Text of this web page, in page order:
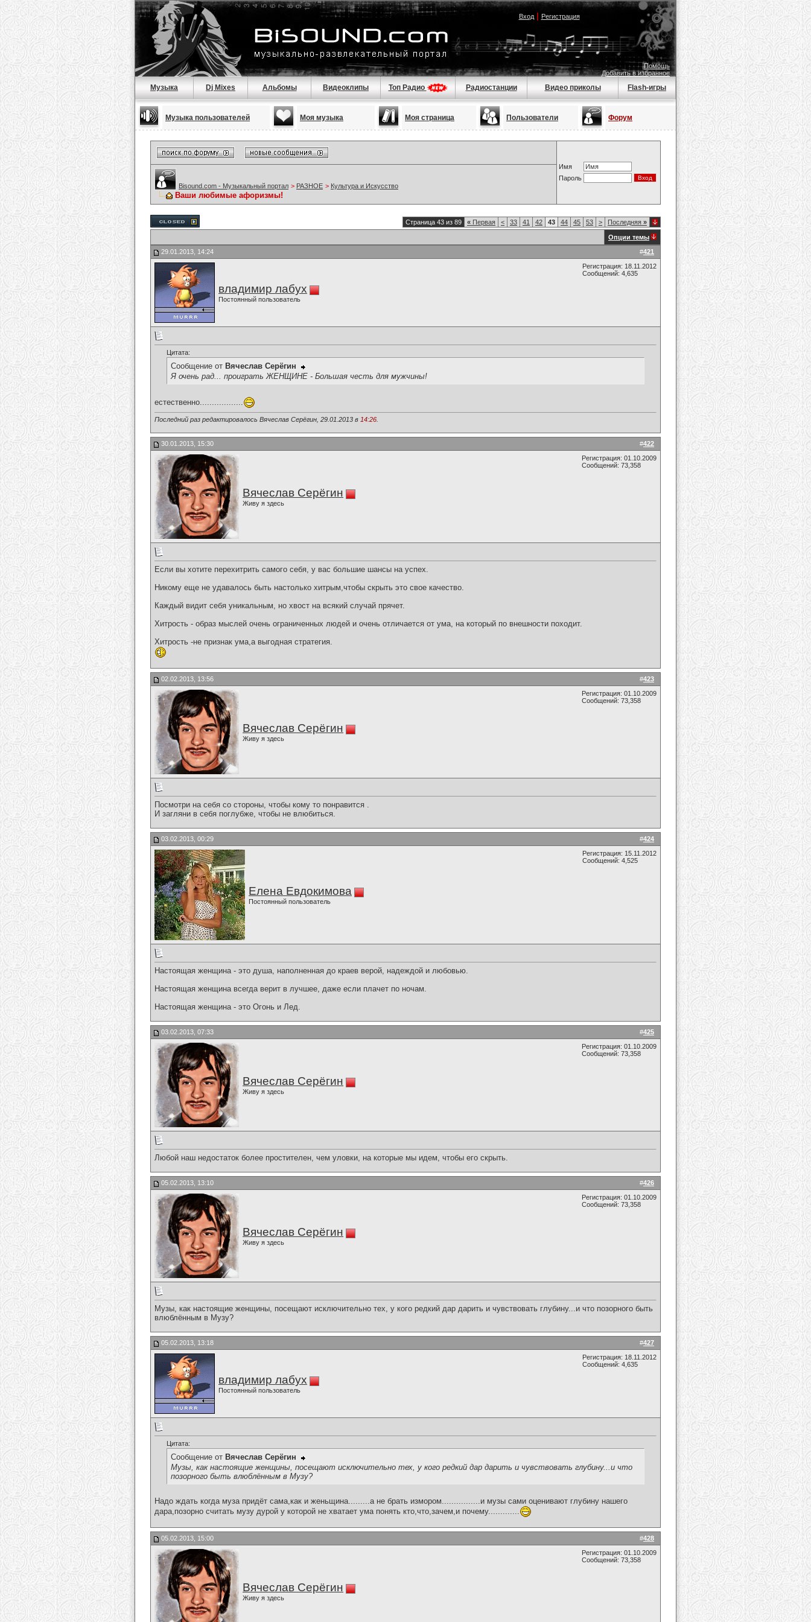
Вход| Регистрация
Помощь
Добавить в избранное
Музыка Dj Mixes Альбомы Видеоклипы Топ Радио Радиостанции Видео приколы Flash-игры
Музыка пользователей Моя музыка Моя страница Пользователи Форум
Имя
Пароль
Bisound.com - Музыкальный портал > РАЗНОЕ > Культура и Искусство
Ваши любимые афоризмы!
Страница 43 из 89 « Первая < 33 41 42 43 44 45 53 > Последняя »
Опции темы
#421
29.01.2013, 14:24
владимир лабух
Постоянный пользователь
Регистрация: 18.11.2012
Сообщений: 4,635
Цитата:
Сообщение от Вячеслав Серёгин
Я очень рад... проиграть ЖЕНЩИНЕ - Большая честь для мужчины!
естественно..................
Последний раз редактировалось Вячеслав Серёгин, 29.01.2013 в 14:26
#422
30.01.2013, 15:30
Вячеслав Серёгин
Живу я здесь
Регистрация: 01.10.2009
Сообщений: 73,358
Если вы хотите перехитрить самого себя, у вас большие шансы на успех.
Никому еще не удавалось быть настолько хитрым,чтобы скрыть это свое качество.
Каждый видит себя уникальным, но хвост на всякий случай прячет.
Хитрость - образ мыслей очень ограниченных людей и очень отличается от ума, на который по внешности походит.
Хитрость -не признак ума,а выгодная стратегия.
#423
02.02.2013, 13:56
Вячеслав Серёгин
Живу я здесь
Регистрация: 01.10.2009
Сообщений: 73,358
Посмотри на себя со стороны, чтобы кому то понравится .
И загляни в себя поглубже, чтобы не влюбиться.
#424
03.02.2013, 00:29
Елена Евдокимова
Постоянный пользователь
Регистрация: 15.11.2012
Сообщений: 4,525
Настоящая женщина - это душа, наполненная до краев верой, надеждой и любовью.
Настоящая женщина всегда верит в лучшее, даже если плачет по ночам.
Настоящая женщина - это Огонь и Лед.
#425
03.02.2013, 07:33
Вячеслав Серёгин
Живу я здесь
Регистрация: 01.10.2009
Сообщений: 73,358
Любой наш недостаток более простителен, чем уловки, на которые мы идем, чтобы его скрыть.
#426
05.02.2013, 13:10
Вячеслав Серёгин
Живу я здесь
Регистрация: 01.10.2009
Сообщений: 73,358
Музы, как настоящие женщины, посещают исключительно тех, у кого редкий дар дарить и чувствовать глубину...и что позорного быть
влюблённым в Музу?
#427
05.02.2013, 13:18
владимир лабух
Постоянный пользователь
Регистрация: 18.11.2012
Сообщений: 4,635
Цитата:
Сообщение от Вячеслав Серёгин
Музы, как настоящие женщины, посещают исключительно тех, у кого редкий дар дарить и чувствовать глубину...и что
позорного быть влюблённым в Музу?
Надо ждать когда муза придёт сама,как и женьщина.........а не брать измором................и музы сами оценивают глубину нашего
дара,позорно считать музу дурой у которой не хватает ума понять кто,что,зачем,и почему.............
#428
05.02.2013, 15:00
Вячеслав Серёгин
Живу я здесь
Регистрация: 01.10.2009
Сообщений: 73,358